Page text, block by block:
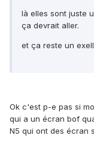
là elles sont juste
ça devrait aller.
et ça reste un
Ok c'est p-e pas si
qui a un écran bof
N5 qui ont des écran